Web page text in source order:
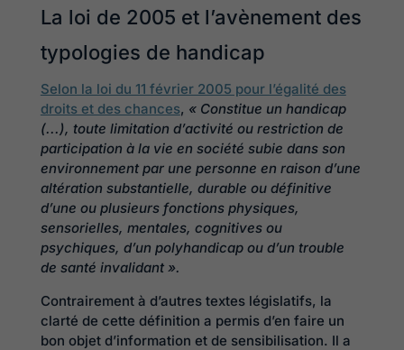
La loi de 2005 et l’avènement des
typologies de handicap
Selon la loi du 11 février 2005 pour l’égalité des
droits et des chances, « Constitue un handicap
(...), toute limitation d’activité ou restriction de
participation à la vie en société subie dans son
environnement par une personne en raison d’une
altération substantielle, durable ou définitive
d’une ou plusieurs fonctions physiques,
sensorielles, mentales, cognitives ou
psychiques, d’un polyhandicap ou d’un trouble
de santé invalidant ».
Contrairement à d’autres textes législatifs, la
clarté de cette définition a permis d’en faire un
bon objet d’information et de sensibilisation. Il a